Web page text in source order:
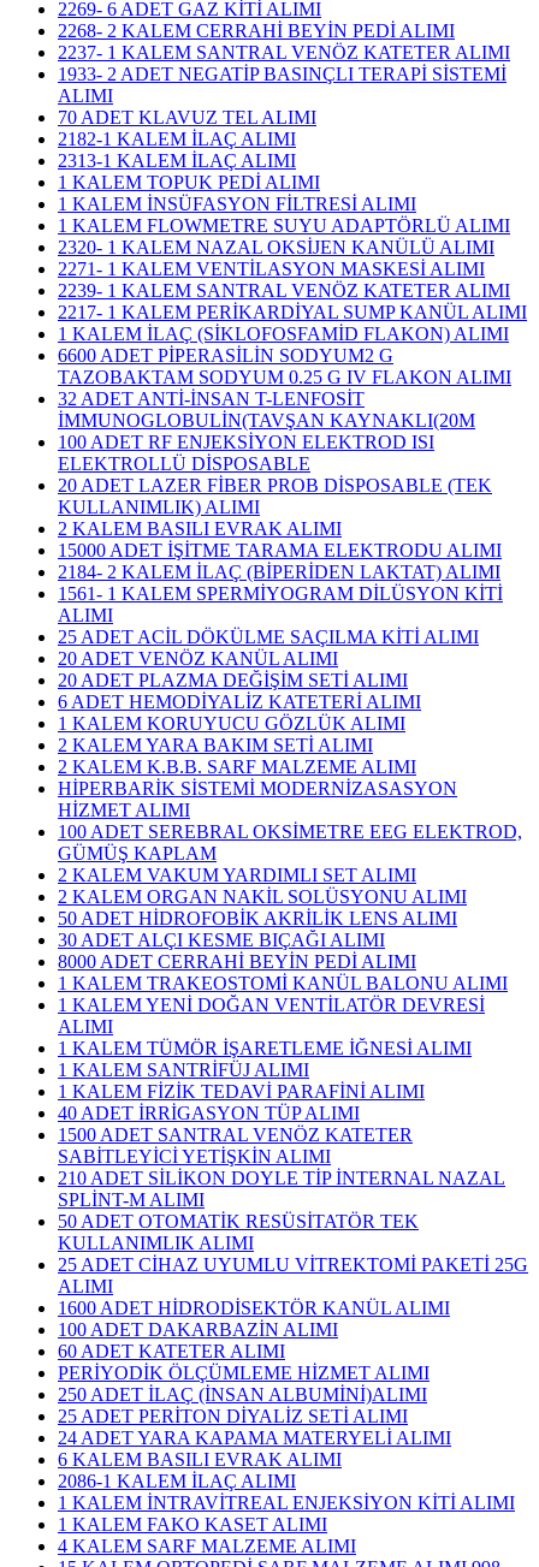
2269- 6 ADET GAZ KİTİ ALIMI
2268- 2 KALEM CERRAHİ BEYİN PEDİ ALIMI
2237- 1 KALEM SANTRAL VENÖZ KATETER ALIMI
1933- 2 ADET NEGATİP BASINÇLI TERAPİ SİSTEMİ
ALIMI
70 ADET KLAVUZ TEL ALIMI
2182-1 KALEM İLAÇ ALIMI
2313-1 KALEM İLAÇ ALIMI
1 KALEM TOPUK PEDİ ALIMI
1 KALEM İNSÜFASYON FİLTRESİ ALIMI
1 KALEM FLOWMETRE SUYU ADAPTÖRLÜ ALIMI
2320- 1 KALEM NAZAL OKSİJEN KANÜLÜ ALIMI
2271- 1 KALEM VENTİLASYON MASKESİ ALIMI
2239- 1 KALEM SANTRAL VENÖZ KATETER ALIMI
2217- 1 KALEM PERİKARDİYAL SUMP KANÜL ALIMI
1 KALEM İLAÇ (SİKLOFOSFAMİD FLAKON) ALIMI
6600 ADET PİPERASİLİN SODYUM2 G
TAZOBAKTAM SODYUM 0.25 G IV FLAKON ALIMI
32 ADET ANTİ-İNSAN T-LENFOSİT
İMMUNOGLOBULİN(TAVŞAN KAYNAKLI(20M
100 ADET RF ENJEKSİYON ELEKTROD ISI
ELEKTROLLÜ DİSPOSABLE
20 ADET LAZER FİBER PROB DİSPOSABLE (TEK
KULLANIMLIK) ALIMI
2 KALEM BASILI EVRAK ALIMI
15000 ADET İŞİTME TARAMA ELEKTRODU ALIMI
2184- 2 KALEM İLAÇ (BİPERİDEN LAKTAT) ALIMI
1561- 1 KALEM SPERMİYOGRAM DİLÜSYON KİTİ
ALIMI
25 ADET ACİL DÖKÜLME SAÇILMA KİTİ ALIMI
20 ADET VENÖZ KANÜL ALIMI
20 ADET PLAZMA DEĞİŞİM SETİ ALIMI
6 ADET HEMODİYALİZ KATETERİ ALIMI
1 KALEM KORUYUCU GÖZLÜK ALIMI
2 KALEM YARA BAKIM SETİ ALIMI
2 KALEM K.B.B. SARF MALZEME ALIMI
HİPERBARİK SİSTEMİ MODERNİZASASYON
HİZMET ALIMI
100 ADET SEREBRAL OKSİMETRE EEG ELEKTROD,
GÜMÜŞ KAPLAM
2 KALEM VAKUM YARDIMLI SET ALIMI
2 KALEM ORGAN NAKİL SOLÜSYONU ALIMI
50 ADET HİDROFOBİK AKRİLİK LENS ALIMI
30 ADET ALÇI KESME BIÇAĞI ALIMI
8000 ADET CERRAHİ BEYİN PEDİ ALIMI
1 KALEM TRAKEOSTOMİ KANÜL BALONU ALIMI
1 KALEM YENİ DOĞAN VENTİLATÖR DEVRESİ
ALIMI
1 KALEM TÜMÖR İŞARETLEME İĞNESİ ALIMI
1 KALEM SANTRİFÜJ ALIMI
1 KALEM FİZİK TEDAVİ PARAFİNİ ALIMI
40 ADET İRRİGASYON TÜP ALIMI
1500 ADET SANTRAL VENÖZ KATETER
SABİTLEYİCİ YETİŞKİN ALIMI
210 ADET SİLİKON DOYLE TİP İNTERNAL NAZAL
SPLİNT-M ALIMI
50 ADET OTOMATİK RESÜSİTATÖR TEK
KULLANIMLIK ALIMI
25 ADET CİHAZ UYUMLU VİTREKTOMİ PAKETİ 25G
ALIMI
1600 ADET HİDRODİSEKTÖR KANÜL ALIMI
100 ADET DAKARBAZİN ALIMI
60 ADET KATETER ALIMI
PERİYODİK ÖLÇÜMLEME HİZMET ALIMI
250 ADET İLAÇ (İNSAN ALBUMİNİ)ALIMI
25 ADET PERİTON DİYALİZ SETİ ALIMI
24 ADET YARA KAPAMA MATERYELİ ALIMI
6 KALEM BASILI EVRAK ALIMI
2086-1 KALEM İLAÇ ALIMI
1 KALEM İNTRAVİTREAL ENJEKSİYON KİTİ ALIMI
1 KALEM FAKO KASET ALIMI
4 KALEM SARF MALZEME ALIMI